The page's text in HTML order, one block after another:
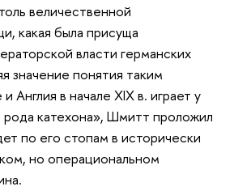
величественной
какая была присуща
власти германских
значение понятия таким
Англия в начале XIX в. играет у
рода катехона», Шмитт проложил
по его стопам в исторически
но операциональном